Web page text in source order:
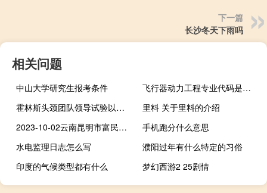
下一篇
长沙冬天下雨吗
相关问题
中山大学研究生报考条件
飞行器动力工程专业代码是什么
霍林斯头颈团队领导试验以减少护理延误
里料 关于里料的介绍
2023-10-02云南昆明市富民县(鹿茸菇)的报价是多少
手机跑分什么意思
水电监理日志怎么写
濮阳过年有什么特定的习俗
印度的气候类型都有什么
梦幻西游2 25剧情